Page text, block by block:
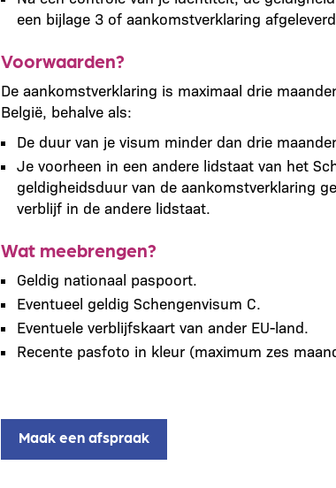
een bijlage 3 of aankomstverklaring
Voorwaarden?
De aankomstverklaring is maximaal drie
België, behalve als:
De duur van je visum minder dan drie
Je voorheen in een andere lidstaat van het
geldigheidsduur van de aankomstverklaring
verblijf in de andere lidstaat.
Wat meebrengen?
Geldig nationaal paspoort.
Eventueel geldig Schengenvisum C.
Eventuele verblijfskaart van ander EU-land.
Recente pasfoto in kleur (maximum zes
Maak een afspraak